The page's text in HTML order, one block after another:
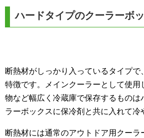
ハードタイプのクーラーボ
断熱材がしっかり入っているタイプで
特徴です。メインクーラーとして使用
物など幅広く冷蔵庫で保存するものは
ラーボックスに保冷剤と共に入れて冷
断熱材には通常のアウトドア用クーラ